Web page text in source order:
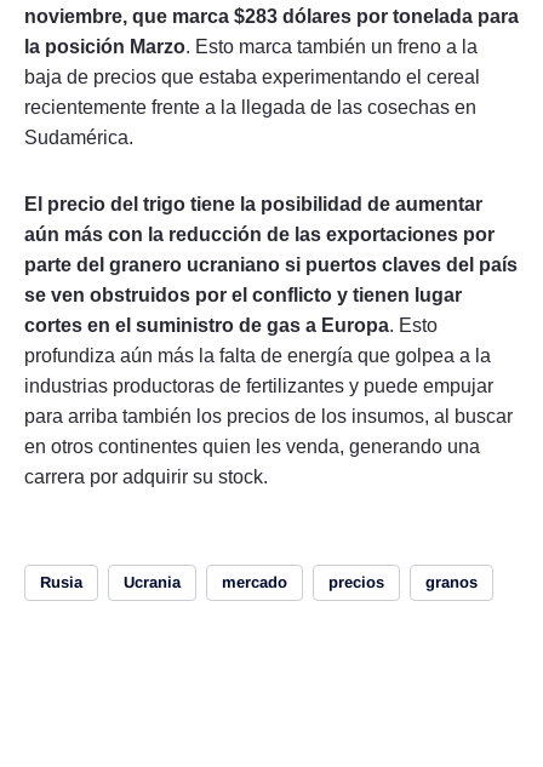
noviembre, que marca $283 dólares por tonelada para
la posición Marzo. Esto marca también un freno a la
baja de precios que estaba experimentando el cereal
recientemente frente a la llegada de las cosechas en
Sudamérica.
El precio del trigo tiene la posibilidad de aumentar
aún más con la reducción de las exportaciones por
parte del granero ucraniano si puertos claves del país
se ven obstruidos por el conflicto y tienen lugar
cortes en el suministro de gas a Europa. Esto
profundiza aún más la falta de energía que golpea a la
industrias productoras de fertilizantes y puede empujar
para arriba también los precios de los insumos, al buscar
en otros continentes quien les venda, generando una
carrera por adquirir su stock.
Rusia Ucrania mercado precios granos